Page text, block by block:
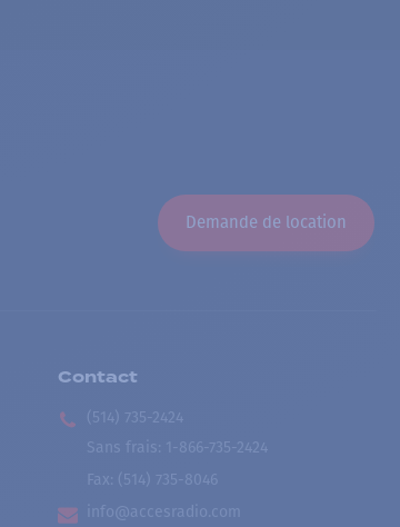
Demande de location
Contact
(514) 735-2424
Sans frais
1-866-735-2424
Fax: (514) 735-8046
info@accesradio.com